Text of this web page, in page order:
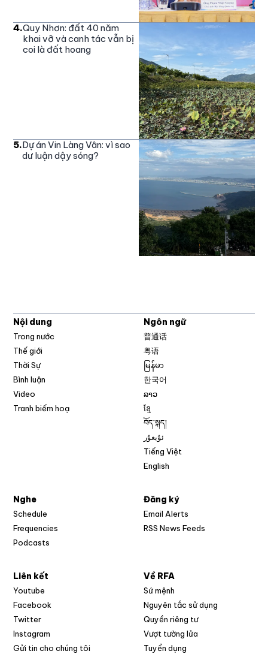
4.Quy Nhơn: đất 40 năm
khai vỡ và canh tác vẫn bị
coi là đất hoang
5.Dự án Vin Làng Vân: vì sao
dư luận dậy sóng?
Nội dung
Trong nước
Thế giới
Thời Sự
Bình luận
Video
Tranh biếm hoạ
Ngôn ngữ
普通话
粤语
မြန်မာ
한국어
ລາວ
ខ្មែ
བོད་སྐད།
ئۇيغۇر
Tiếng Việt
English
Nghe
Schedule
Frequencies
Podcasts
Đăng ký
Email Alerts
RSS News Feeds
Liên kết
Youtube
Facebook
Twitter
Instagram
Gửi tin cho chúng tôi
Về RFA
Sứ mệnh
Nguyên tắc sử dụng
Quyền riêng tư
Vượt tường lửa
Tuyển dụng